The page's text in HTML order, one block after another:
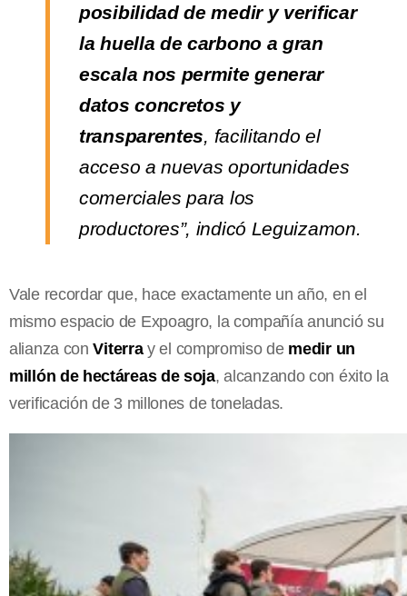
posibilidad de medir y verificar
la huella de carbono a gran
escala nos permite generar
datos concretos y
transparentes, facilitando el
acceso a nuevas oportunidades
comerciales para los
productores”, indicó Leguizamon.
Vale recordar que, hace exactamente un año, en el
mismo espacio de Expoagro, la compañía anunció su
alianza conViterray el compromiso de medir un
millón de hectáreas de soja, alcanzando con éxito la
verificación de 3 millones de toneladas.